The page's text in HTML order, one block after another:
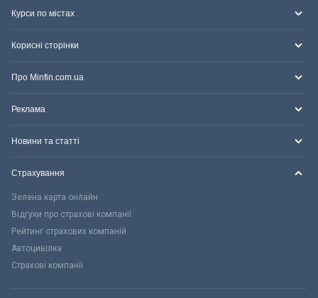
Курси по містах
Корисні сторінки
Про Minfin.com.ua
Реклама
Новини та статті
Страхування
Зелена карта онлайн
Відгуки про страхові компанії
Рейтинг страхових компаній
Автоцивілка
Страхові компанії